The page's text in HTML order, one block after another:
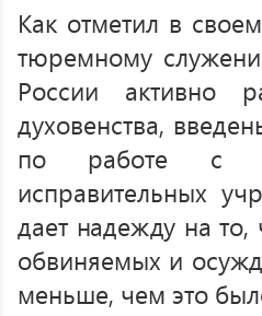
Как отметил в
тюремному
России активно
духовенства,
по работе с
исправительных
дает надежду на
обвиняемых и
меньше, чем это